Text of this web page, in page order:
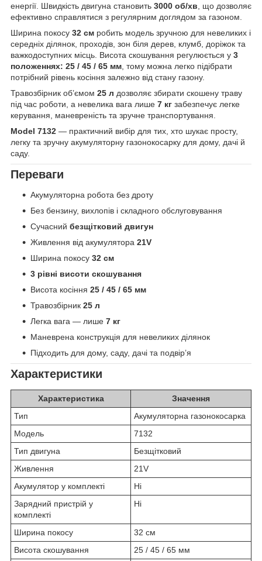
енергії. Швидкість двигуна становить 3000 об/хв , що дозволяє
ефективно справлятися з регулярним доглядом за газоном.
Ширина покосу 32 см робить модель зручною для невеликих і
середніх ділянок, проходів, зон біля дерев, клумб, доріжок та
важкодоступних місць. Висота скошування регулюється у 3
положеннях: 25 / 45 / 65 мм , тому можна легко підібрати
потрібний рівень косіння залежно від стану газону.
Травозбірник об’ємом 25 л дозволяє збирати скошену траву
під час роботи, а невелика вага лише 7 кг забезпечує легке
керування, маневреність та зручне транспортування.
Model 7132 — практичний вибір для тих, хто шукає просту,
легку та зручну акумуляторну газонокосарку для дому, дачі й
саду.
Переваги
Акумуляторна робота без дроту
Без бензину, вихлопів і складного обслуговування
Сучасний безщітковий двигун
Живлення від акумулятора 21V
Ширина покосу 32 см
3 рівні висоти скошування
Висота косіння 25 / 45 / 65 мм
Травозбірник 25 л
Легка вага — лише 7 кг
Маневрена конструкція для невеликих ділянок
Підходить для дому, саду, дачі та подвір’я
Характеристики
Характеристика
Значення
Тип
Акумуляторна газонокосарка
Модель
7132
Тип двигуна
Безщітковий
Живлення
21V
Акумулятор у комплекті
Ні
Зарядний пристрій у
комплекті
Ні
Ширина покосу
32 см
Висота скошування
25 / 45 / 65 мм